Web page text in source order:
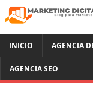
INICIO AGENCIA
AGENCIA SEO